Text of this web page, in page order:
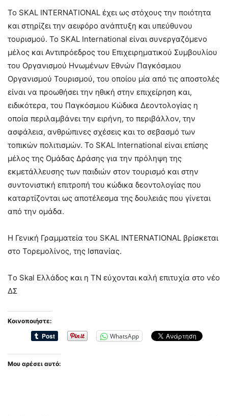
To SKAL INTERNATIONAL έχει ως στόχους την ποιότητα
και στηρίζει την αειφόρο ανάπτυξη και υπεύθυνου
τουρισμού. Το SKAL International είναι συνεργαζόμενο
μέλος και Αντιπρόεδρος του Επιχειρηματικού Συμβουλίου
του Οργανισμού Ηνωμένων Εθνών Παγκόσμιου
Οργανισμού Τουρισμού, του οποίου μία από τις αποστολές
είναι να προωθήσει την ηθική στην επιχείρηση και,
ειδικότερα, του Παγκόσμιου Κώδικα Δεοντολογίας η
οποία περιλαμβάνει την ειρήνη, το περιβάλλον, την
ασφάλεια, ανθρώπινες σχέσεις και το σεβασμό των
τοπικών πολιτισμών. Το SKAL International είναι επίσης
μέλος της Ομάδας Δράσης για την πρόληψη της
εκμετάλλευσης των παιδιών στον τουρισμό και στην
συντονιστική επιτροπή του κώδικα δεοντολογίας που
καταρτίζονται ως αποτέλεσμα της δουλειάς που γίνεται
από την ομάδα.
Η Γενική Γραμματεία του SKAL INTERNATIONAL βρίσκεται
στο Τορεμολίνος, της Ισπανίας.
Τo Skal Ελλάδος και η ΤΝ εύχονται καλή επιτυχία στο νέο
ΔΣ
Κοινοποιήστε:
WhatsApp
Μου αρέσει αυτό: